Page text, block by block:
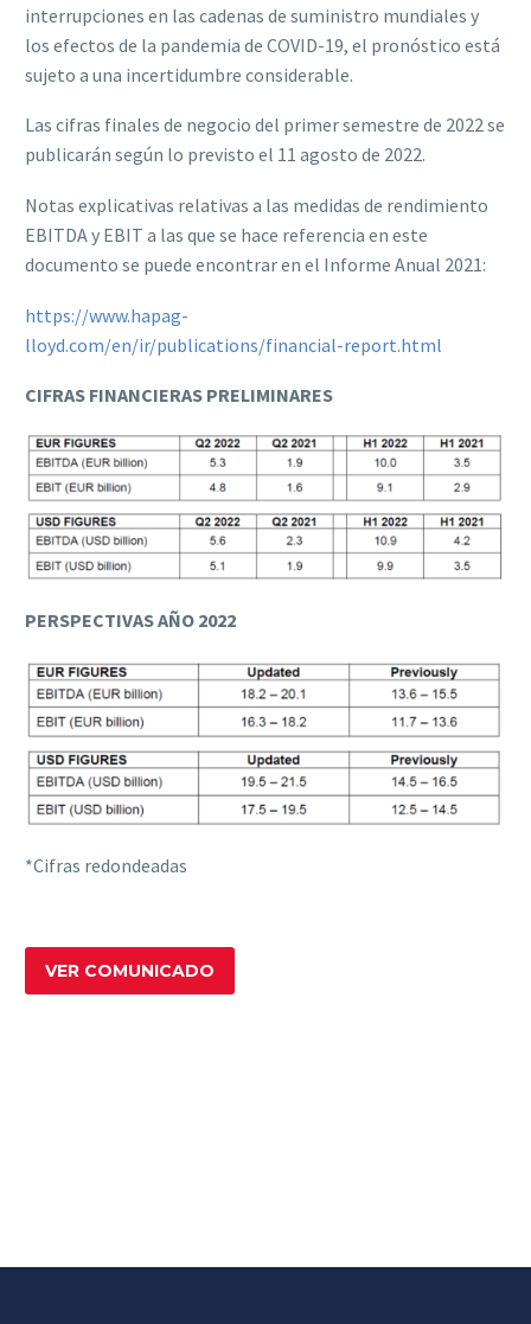
interrupciones en las cadenas de suministro mundiales y
los efectos de la pandemia de COVID-19, el pronóstico está
sujeto a una incertidumbre considerable.
Las cifras finales de negocio del primer semestre de 2022 se
publicarán según lo previsto el 11 agosto de 2022.
Notas explicativas relativas a las medidas de rendimiento
EBITDA y EBIT a las que se hace referencia en este
documento se puede encontrar en el Informe Anual 2021:
https://www.hapag-
lloyd.com/en/ir/publications/financial-report.html
CIFRAS FINANCIERAS PRELIMINARES
PERSPECTIVAS AÑO 2022
*Cifras redondeadas
VER COMUNICADO